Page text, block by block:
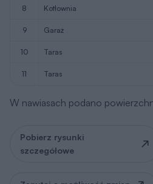
8 kotłownia
9 garaż
10 taras
11 taras
W nawiasach podano
Pobierz rysunki
szczegółowe